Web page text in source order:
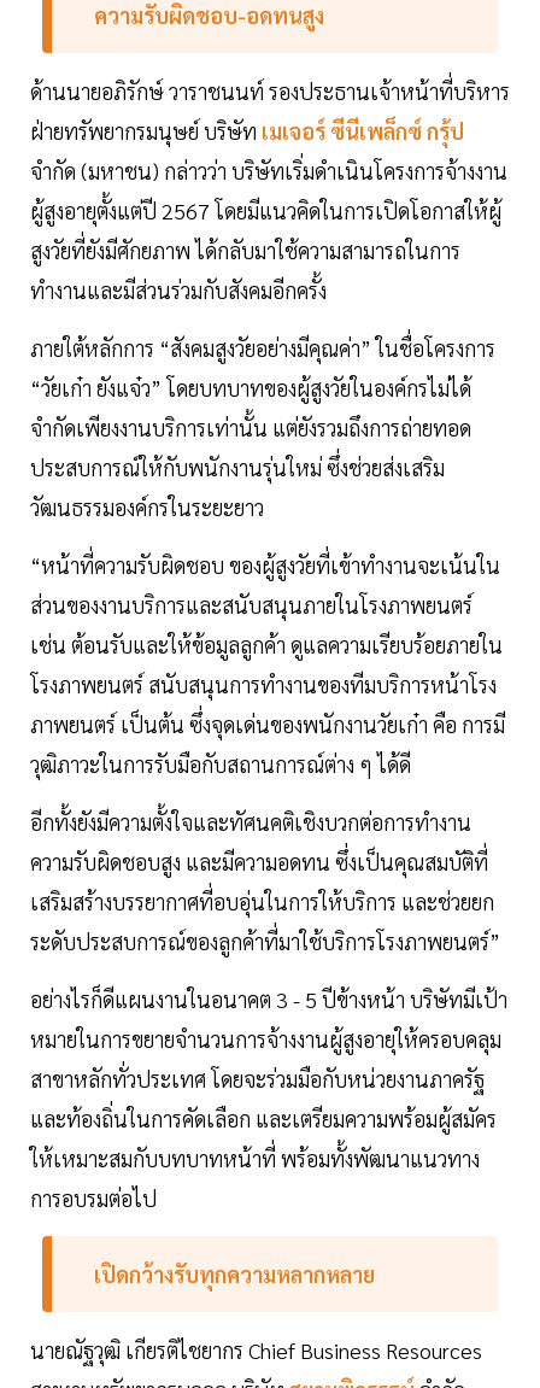
ความรับผิดชอบ-อดทนสูง
ด้านนายอภิรักษ์ วาราชนนท์ รองประธานเจ้าหน้าที่บริหาร
ฝ่ายทรัพยากรมนุษย์ บริษัท เมเจอร์ ซีนีเพล็กซ์ กรุ้ป
จำกัด (มหาชน) กล่าวว่า บริษัทเริ่มดำเนินโครงการจ้างงาน
ผู้สูงอายุตั้งแต่ปี 2567 โดยมีแนวคิดในการเปิดโอกาสให้ผู้
สูงวัยที่ยังมีศักยภาพ ได้กลับมาใช้ความสามารถในการ
ทำงานและมีส่วนร่วมกับสังคมอีกครั้ง
ภายใต้หลักการ “สังคมสูงวัยอย่างมีคุณค่า” ในชื่อโครงการ
“วัยเก๋า ยังแจ๋ว” โดยบทบาทของผู้สูงวัยในองค์กรไม่ได้
จำกัดเพียงงานบริการเท่านั้น แต่ยังรวมถึงการถ่ายทอด
ประสบการณ์ให้กับพนักงานรุ่นใหม่ ซึ่งช่วยส่งเสริม
วัฒนธรรมองค์กรในระยะยาว
“หน้าที่ความรับผิดชอบ ของผู้สูงวัยที่เข้าทำงานจะเน้นใน
ส่วนของงานบริการและสนับสนุนภายในโรงภาพยนตร์
เช่น ต้อนรับและให้ข้อมูลลูกค้า ดูแลความเรียบร้อยภายใน
โรงภาพยนตร์ สนับสนุนการทำงานของทีมบริการหน้าโรง
ภาพยนตร์ เป็นต้น ซึ่งจุดเด่นของพนักงานวัยเก๋า คือ การมี
วุฒิภาวะในการรับมือกับสถานการณ์ต่าง ๆ ได้ดี
อีกทั้งยังมีความตั้งใจและทัศนคติเชิงบวกต่อการทำงาน
ความรับผิดชอบสูง และมีความอดทน ซึ่งเป็นคุณสมบัติที่
เสริมสร้างบรรยากาศที่อบอุ่นในการให้บริการ และช่วยยก
ระดับประสบการณ์ของลูกค้าที่มาใช้บริการโรงภาพยนตร์”
อย่างไรก็ดีแผนงานในอนาคต 3 - 5 ปีข้างหน้า บริษัทมีเป้า
หมายในการขยายจำนวนการจ้างงานผู้สูงอายุให้ครอบคลุม
สาขาหลักทั่วประเทศ โดยจะร่วมมือกับหน่วยงานภาครัฐ
และท้องถิ่นในการคัดเลือก และเตรียมความพร้อมผู้สมัคร
ให้เหมาะสมกับบทบาทหน้าที่ พร้อมทั้งพัฒนาแนวทาง
การอบรมต่อไป
เปิดกว้างรับทุกความหลากหลาย
นายณัฐวุฒิ เกียรติไชยากร Chief Business Resources